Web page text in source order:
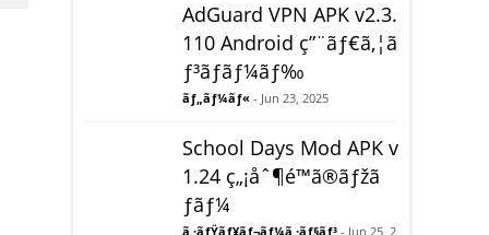
AdGuard VPN APK v2.3.
110 Android ç”¨ãƒ€ã‚¦ã
ƒ³ãƒ­ãƒ¼ãƒ‰
ãƒ„ãƒ¼ãƒ« - Jun 23, 2025
School Days Mod APK v
1.24 ç„¡åˆ¶é™ã®ãƒžã
ƒãƒ¼
ã‚·ãƒŸãƒ¥ãƒ¬ãƒ¼ã‚·ãƒ§ãƒ³ - Jun 25, 2